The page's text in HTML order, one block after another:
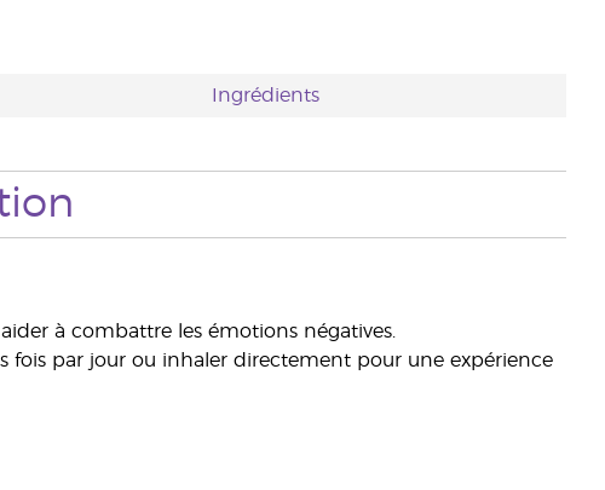
Ingrédients
à combattre les émotions négatives.
par jour ou inhaler directement pour une expérience